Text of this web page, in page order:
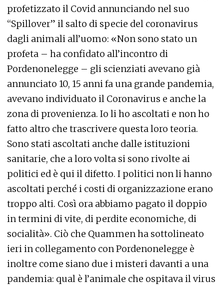
profetizzato il Covid annunciando nel suo
“Spillover” il salto di specie del coronavirus
dagli animali all’uomo: «Non sono stato un
profeta – ha confidato all’incontro di
Pordenonelegge – gli scienziati avevano già
annunciato 10, 15 anni fa una grande pandemia,
avevano individuato il Coronavirus e anche la
zona di provenienza. Io li ho ascoltati e non ho
fatto altro che trascrivere questa loro teoria.
Sono stati ascoltati anche dalle istituzioni
sanitarie, che a loro volta si sono rivolte ai
politici ed è qui il difetto. I politici non li hanno
ascoltati perché i costi di organizzazione erano
troppo alti. Così ora abbiamo pagato il doppio
in termini di vite, di perdite economiche, di
socialità». Ciò che Quammen ha sottolineato
ieri in collegamento con Pordenonelegge è
inoltre come siano due i misteri davanti a una
pandemia: qual è l’animale che ospitava il virus